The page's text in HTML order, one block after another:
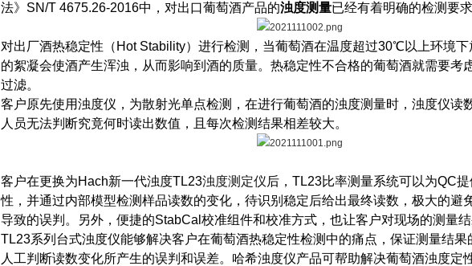
法》SN/T 4675.26-2016中，对出口葡萄酒产品的浊度测量已经有着明确的检测要求
对出厂酒热稳定性（Hot Stability）进行检测，当葡萄酒在温度超过30℃以上环境
的絮凝会使酒产生浑浊，从而影响到酒的质量。热稳定性不合格的葡萄酒就需要考
过滤。
客户原先使用浊度仪，为散射光单点检测，在进行葡萄酒的浊度测量时，浊度仪读
人员无法判断究竟何时读出数值，且每次检测结果相差较大。
客户在更换为Hach新一代浊度TL23浊度测定仪后，TL23比率测量系统可以为QC
性，并通过内部模型检测样品读数的变化，待识别稳定后给出最终读数，极大的避
导致的误判。另外，便捷的StabCal校准组件和校准方式，也让客户对现场的测量结
TL23系列台式浊度仪能够解决客户在葡萄酒热稳定性检测中的痛点，保证测量结果
人工判断读数变化所产生的误判和误差。哈希浊度仪产品可帮助解决葡萄酒浊度定